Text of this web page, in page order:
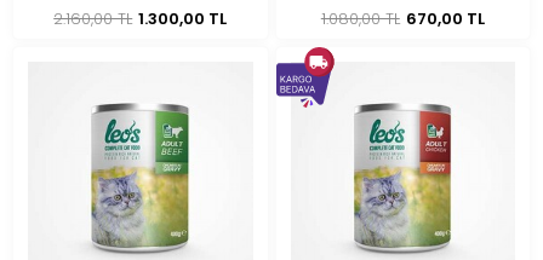
2.160,00 TL 1.300,00 TL 1.080,00 TL 670,00 TL